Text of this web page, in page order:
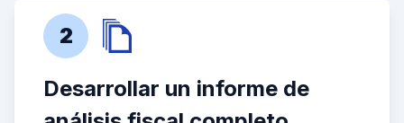
2
Desarrollar un informe de